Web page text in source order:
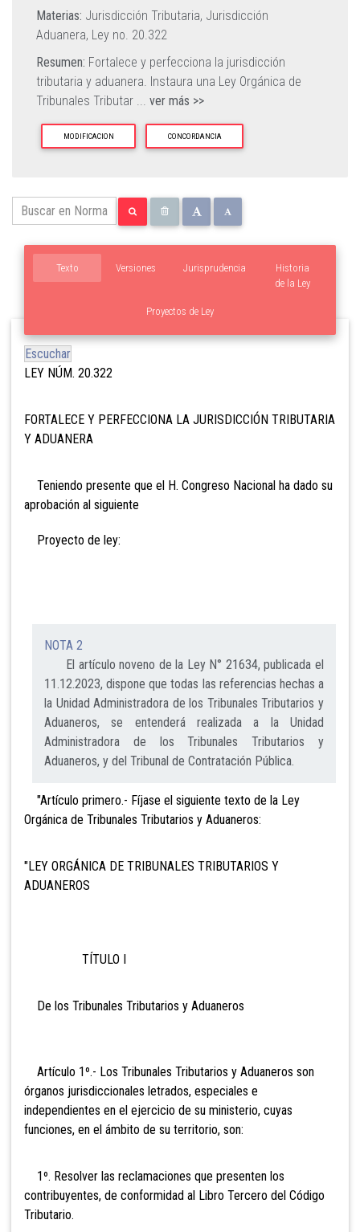
Materias: Jurisdicción Tributaria, Jurisdicción
Aduanera, Ley no. 20.322
Resumen: Fortalece y perfecciona la jurisdicción
tributaria y aduanera. Instaura una Ley Orgánica de
Tribunales Tributar ... ver más >>
MODIFICACION CONCORDANCIA
Texto Versiones Jurisprudencia
Proyectos de Ley
Historia
de la Ley
Escuchar
LEY NÚM. 20.322
FORTALECE Y PERFECCIONA LA JURISDICCIÓN TRIBUTARIA
Y ADUANERA
Teniendo presente que el H. Congreso Nacional ha dado su
aprobación al siguiente
Proyecto de ley:
NOTA 2
El artículo noveno de la Ley N° 21634, publicada el
11.12.2023, dispone que todas las referencias hechas a
la Unidad Administradora de los Tribunales Tributarios y
Aduaneros, se entenderá realizada a la Unidad
Administradora de los Tribunales Tributarios y
Aduaneros, y del Tribunal de Contratación Pública.
"Artículo primero.- Fíjase el siguiente texto de la Ley
Orgánica de Tribunales Tributarios y Aduaneros:
"LEY ORGÁNICA DE TRIBUNALES TRIBUTARIOS Y
ADUANEROS
TÍTULO I
De los Tribunales Tributarios y Aduaneros
Artículo 1º.- Los Tribunales Tributarios y Aduaneros son
órganos jurisdiccionales letrados, especiales e
independientes en el ejercicio de su ministerio, cuyas
funciones, en el ámbito de su territorio, son:
1º. Resolver las reclamaciones que presenten los
contribuyentes, de conformidad al Libro Tercero del Código
Tributario.